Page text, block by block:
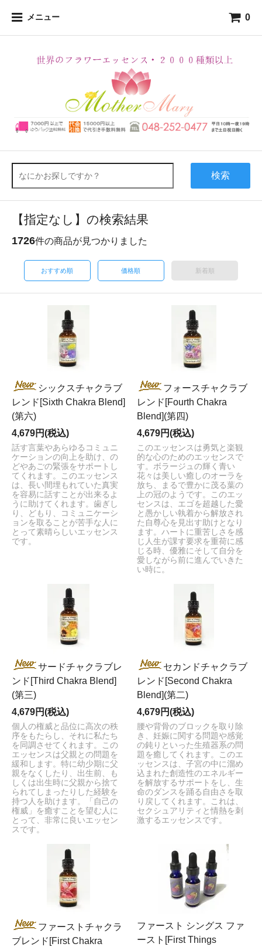
メニュー 0
検索
【指定なし】の検索結果
1726件の商品が見つかりました
おすすめ順 価格順 新着順
シックスチャクラブ
レンド[Sixth Chakra Blend]
(第六)
4,679円(税込)
話す言葉やあらゆるコミュニ
ケーションの向上を助け、の
どやあごの緊張をサポートし
てくれます。このエッセンス
は、長い間埋もれていた真実
を容易に話すことが出来るよ
うに助けてくれます。歯ぎし
り、どもり、コミュニケーシ
ョンを取ることが苦手な人に
とって素晴らしいエッセンス
です。
フォースチャクラブ
レンド[Fourth Chakra
Blend](第四)
4,679円(税込)
このエッセンスは勇気と楽観
的な心のためのエッセンスで
す。ボラージュの輝く青い
花々は美しい癒しのオーラを
放ち、まるで豊かに茂る葉の
上の冠のようです。このエッ
センスは、エゴを超越した愛
と愚かしい執着から解放され
た自尊心を見出す助けとなり
ます。ハートに重苦しさを感
じ人生が課す要求を重荷に感
じる時、優雅にそして自分を
愛しながら前に進んでいきた
い時に。
サードチャクラブレ
ンド[Third Chakra Blend]
(第三)
4,679円(税込)
個人の権威と品位に高次の秩
序をもたらし、それに私たち
を同調させてくれます。この
エッセンスは父親との問題を
緩和します。特に幼少期に父
親をなくしたり、出生前、も
しくは出生時に父親から捨て
られてしまったりした経験を
持つ人を助けます。「自己の
権威」を癒すことを望む人に
とって、非常に良いエッセン
スです。
セカンドチャクラブ
レンド[Second Chakra
Blend](第二)
4,679円(税込)
腰や背骨のブロックを取り除
き、妊娠に関する問題や感覚
の鈍りといった生殖器系の問
題を癒してくれます。このエ
ッセンスは、子宮の中に溜め
込まれた創造性のエネルギー
を解放するサポートをし、生
命のダンスを踊る自由さを取
り戻してくれます。これは、
セクシュアリティと情熱を刺
激するエッセンスです。
ファーストチャクラ
ブレンド[First Chakra
ファースト シングス ファ
ースト[First Things